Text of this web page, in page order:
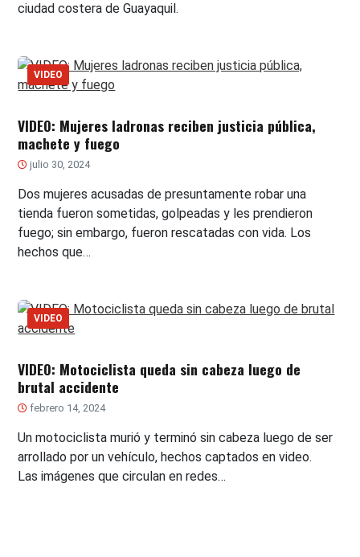
ciudad costera de Guayaquil.
VIDEO
VIDEO: Mujeres ladronas reciben justicia pública,
machete y fuego
julio 30, 2024
Dos mujeres acusadas de presuntamente robar una
tienda fueron sometidas, golpeadas y les prendieron
fuego; sin embargo, fueron rescatadas con vida. Los
hechos que…
VIDEO
VIDEO: Motociclista queda sin cabeza luego de
brutal accidente
febrero 14, 2024
Un motociclista murió y terminó sin cabeza luego de ser
arrollado por un vehículo, hechos captados en video.
Las imágenes que circulan en redes…